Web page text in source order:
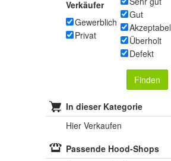
Verkäufer
Gewerblich
Privat
Gut
Akzeptabel
Überholt
Defekt
Finden
In dieser Kategorie
Hier Verkaufen
Passende Hood-Shops